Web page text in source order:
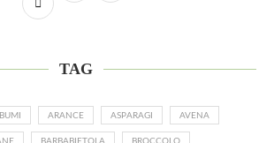
TAG
ARANCE ASPARAGI AVENA
BARBABIETOLA BROCCOLO